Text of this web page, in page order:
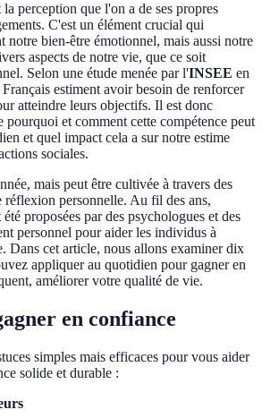
perception que l'on a de ses propres
C'est un élément crucial qui
notre bien-être émotionnel, mais aussi notre
aspects de notre vie, que ce soit
Selon une étude menée par l'INSEE en
estiment avoir besoin de renforcer
atteindre leurs objectifs. Il est donc
pourquoi et comment cette compétence peut
et quel impact cela a sur notre estime
sociales.
mais peut être cultivée à travers des
réflexion personnelle. Au fil des ans,
proposées par des psychologues et des
personnel pour aider les individus à
Dans cet article, nous allons examiner dix
appliquer au quotidien pour gagner en
améliorer votre qualité de vie.
en confiance
simples mais efficaces pour vous aider
solide et durable :